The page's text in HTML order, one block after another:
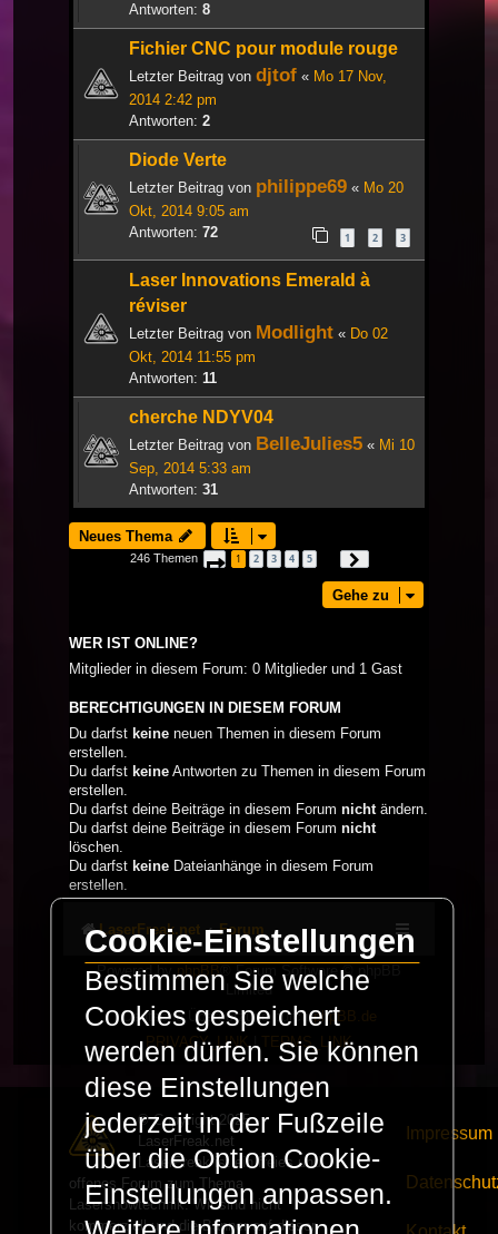
Antworten: 8
Fichier CNC pour module rouge
Letzter Beitrag von djtof « Mo 17 Nov,
2014 2:42 pm
Antworten: 2
Diode Verte
Letzter Beitrag von philippe69 « Mo 20
Okt, 2014 9:05 am
Antworten: 72 1 2 3
Laser Innovations Emerald à
réviser
Letzter Beitrag von Modlight « Do 02
Okt, 2014 11:55 pm
Antworten: 11
cherche NDYV04
Letzter Beitrag von BelleJulies5 « Mi 10
Sep, 2014 5:33 am
Antworten: 31
Neues Thema
246 Themen Seite 1von
1 2 3 4 5
Gehe zu
WER IST ONLINE?
Mitglieder in diesem Forum: 0 Mitglieder und 1 Gast
BERECHTIGUNGEN IN DIESEM FORUM
Du darfst keine neuen Themen in diesem Forum
erstellen.
Du darfst keine Antworten zu Themen in diesem Forum
erstellen.
Du darfst deine Beiträge in diesem Forum nichtändern.
Du darfst deine Beiträge in diesem Forum nicht
löschen.
Du darfst keine Dateianhänge in diesem Forum
erstellen.
LaserFreak.net Forum
Powered by phpBB
® Forum Software © phpBB
Limited
Deutsche Übersetzung durchphpBB.de
PRIVACY_LINK| TERMS_LINK
© Copyright 2025 -
LaserFreak.net
LaserFreak ist ein freies und
offenes Forum zum Thema
Lasershowtechnik. Wir sind nicht
kommerziell und die Banner auf dieser
Impressum
Cookie-Einstellungen
Bestimmen Sie welche
Cookies gespeichert
werden dürfen. Sie können
diese Einstellungen
jederzeit in der Fußzeile
über die Option Cookie-
Einstellungen anpassen.